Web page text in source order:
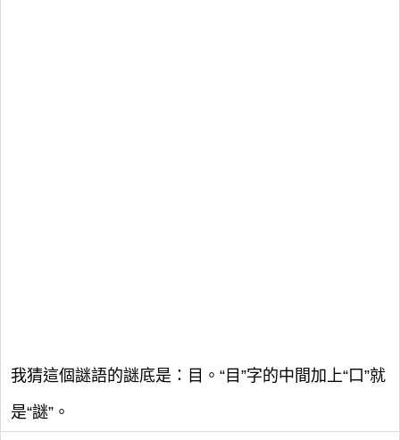
我猜這個謎語的謎底是：目。“目”字的中間加上“口”就
是“謎”。